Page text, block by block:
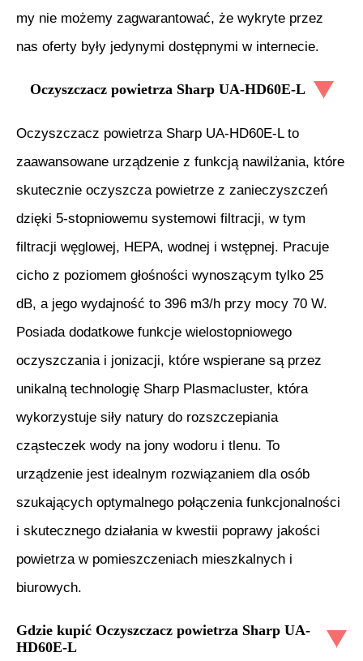
my nie możemy zagwarantować, że wykryte przez
nas oferty były jedynymi dostępnymi w internecie.
Oczyszczacz powietrza Sharp UA-HD60E-L
Oczyszczacz powietrza Sharp UA-HD60E-L to
zaawansowane urządzenie z funkcją nawilżania, które
skutecznie oczyszcza powietrze z zanieczyszczeń
dzięki 5-stopniowemu systemowi filtracji, w tym
filtracji węglowej, HEPA, wodnej i wstępnej. Pracuje
cicho z poziomem głośności wynoszącym tylko 25
dB, a jego wydajność to 396 m3/h przy mocy 70 W.
Posiada dodatkowe funkcje wielostopniowego
oczyszczania i jonizacji, które wspierane są przez
unikalną technologię Sharp Plasmacluster, która
wykorzystuje siły natury do rozszczepiania
cząsteczek wody na jony wodoru i tlenu. To
urządzenie jest idealnym rozwiązaniem dla osób
szukających optymalnego połączenia funkcjonalności
i skutecznego działania w kwestii poprawy jakości
powietrza w pomieszczeniach mieszkalnych i
biurowych.
Gdzie kupić Oczyszczacz powietrza Sharp UA-
HD60E-L